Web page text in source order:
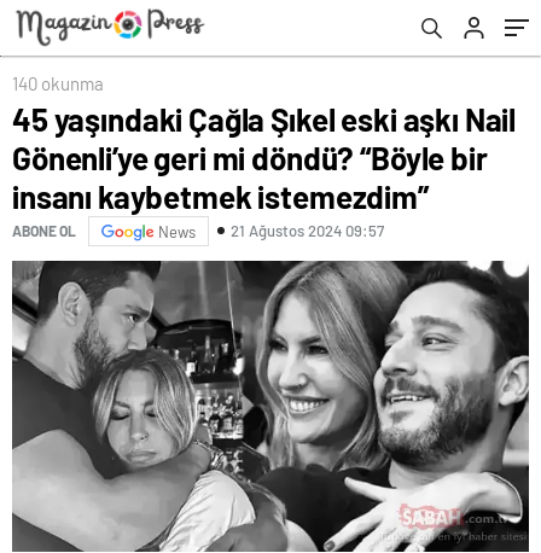
kaybetmek istemezdim”
140 okunma
45 yaşındaki Çağla Şıkel eski aşkı Nail
Gönenli’ye geri mi döndü? “Böyle bir
insanı kaybetmek istemezdim”
ABONE OL News 21 Ağustos 2024 09:57